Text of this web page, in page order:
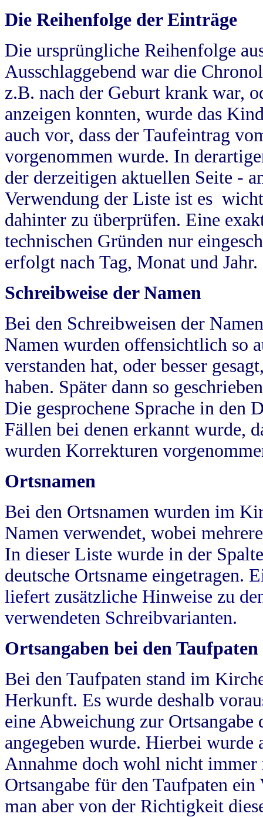
Die Reihenfolge der Einträge
Die ursprüngliche Reihenfolge
Ausschlaggebend war die
z.B. nach der Geburt krank war,
anzeigen konnten, wurde das
auch vor, dass der Taufeintrag
vorgenommen wurde. In
der derzeitigen aktuellen Seite -
Verwendung der Liste ist es
dahinter zu überprüfen. Eine
technischen Gründen nur
erfolgt nach Tag, Monat und Jahr.
Schreibweise der Namen
Bei den Schreibweisen der
Namen wurden offensichtlich so
verstanden hat, oder besser
haben. Später dann so
Die gesprochene Sprache in
Fällen bei denen erkannt wurde,
wurden Korrekturen
Ortsnamen
Bei den Ortsnamen wurden im
Namen verwendet, wobei
In dieser Liste wurde in der
deutsche Ortsname eingetragen.
liefert zusätzliche Hinweise zu
verwendeten Schreibvarianten.
Ortsangaben bei den Taufpaten
Bei den Taufpaten stand im
Herkunft. Es wurde deshalb
eine Abweichung zur
angegeben wurde. Hierbei wurde
Annahme doch wohl nicht
Ortsangabe für den Taufpaten
man aber von der Richtigkeit